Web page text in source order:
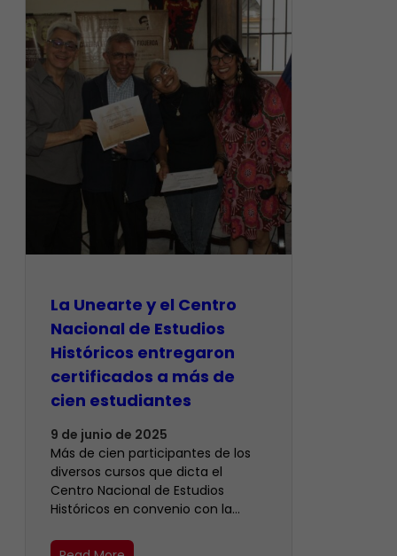
La Unearte y el Centro
Nacional de Estudios
Históricos entregaron
certificados a más de
cien estudiantes
9 de junio de 2025
Más de cien participantes de los
diversos cursos que dicta el
Centro Nacional de Estudios
Históricos en convenio con la…